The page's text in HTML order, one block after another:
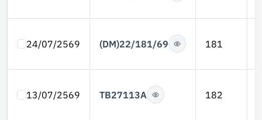
24/07/2569 (DM)22/181/69 181
13/07/2569 TB27113A 182